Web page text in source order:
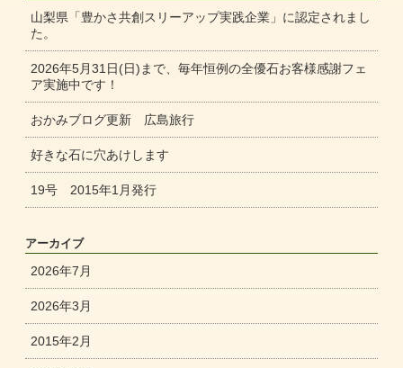
山梨県「豊かさ共創スリーアップ実践企業」に認定されまし
た。
2026年5月31日(日)まで、毎年恒例の全優石お客様感謝フェ
ア実施中です！
おかみブログ更新 広島旅行
好きな石に穴あけします
19号 2015年1月発行
アーカイブ
2026年7月
2026年3月
2015年2月